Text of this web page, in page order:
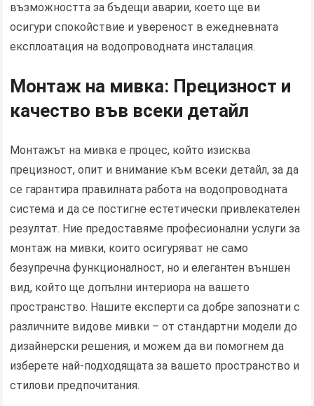
възможността за бъдещи аварии, което ще ви
осигури спокойствие и увереност в ежедневната
експлоатация на водопроводната инсталация.
Монтаж на мивка: Прецизност и
качество във всеки детайл
Монтажът на мивка е процес, който изисква
прецизност, опит и внимание към всеки детайл, за да
се гарантира правилната работа на водопроводната
система и да се постигне естетически привлекателен
резултат. Ние предоставяме професионални услуги за
монтаж на мивки, които осигуряват не само
безупречна функционалност, но и елегантен външен
вид, който ще допълни интериора на вашето
пространство. Нашите експерти са добре запознати с
различните видове мивки – от стандартни модели до
дизайнерски решения, и можем да ви помогнем да
изберете най-подходящата за вашето пространство и
стилови предпочитания.